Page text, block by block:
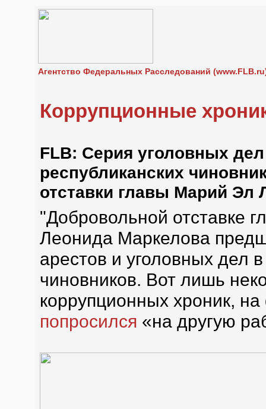
Агентство Федеральных Расследований
Коррупционные
FLB: Серия уголовных
республиканских
отставки главы Марий Эл
"Добровольной отставке
Леонида Маркелова
арестов и уголовных дел
чиновников. Вот лишь
коррупционных хроник,
попросился «на другую